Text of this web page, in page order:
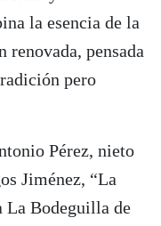
la esencia de la
renovada, pensada
pero
Pérez, nieto
Jiménez, “La
La Bodeguilla de